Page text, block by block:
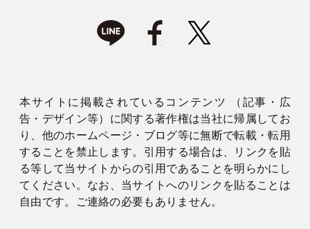
本サイトに掲載されているコンテンツ （記事・広
告・デザイン等）に関する著作権は当社に帰属してお
り、他のホームページ・ブログ等に無断で転載・転用
することを禁止します。引用する場合は、リンクを貼
る等して当サイトからの引用であることを明らかにし
てください。なお、当サイトへのリンクを貼ることは
自由です。ご連絡の必要もありません。